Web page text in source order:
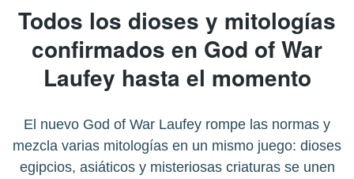
Todos los dioses y mitologías
confirmados en God of War
Laufey hasta el momento
El nuevo God of War Laufey rompe las normas y
mezcla varias mitologías en un mismo juego: dioses
egipcios, asiáticos y misteriosas criaturas se unen